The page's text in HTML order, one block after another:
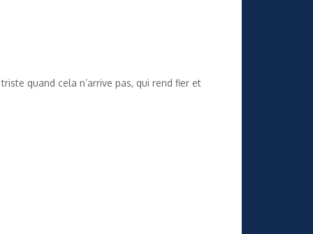
quand cela n’arrive pas, qui rend fier et